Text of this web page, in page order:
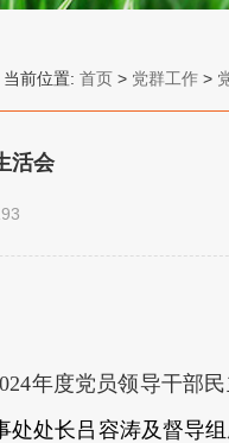
当前位置: 首页 > 党群工作 >
活会
年度党员领导干部
处处长吕容涛及督导组